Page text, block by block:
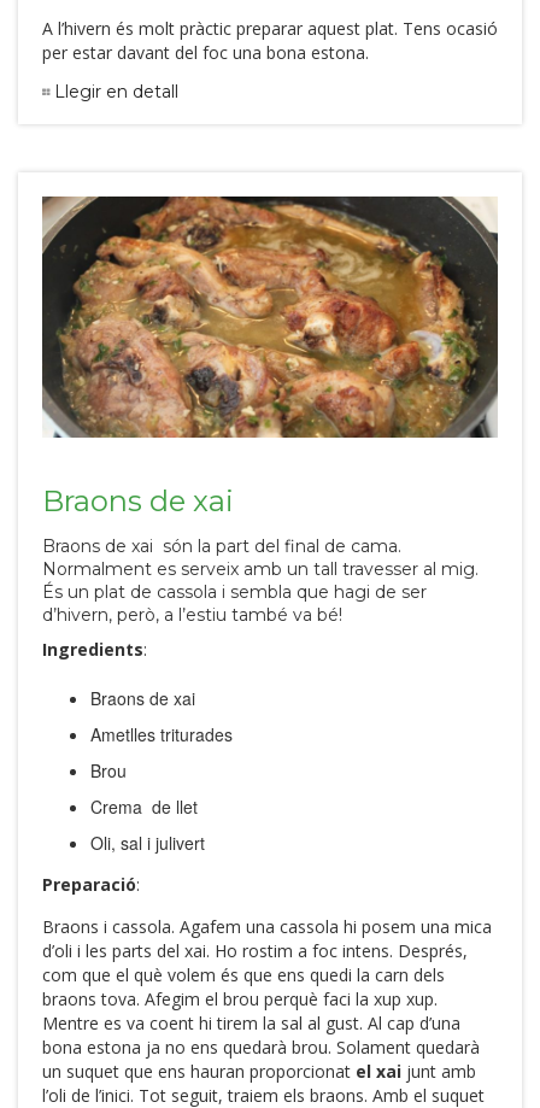
A l’hivern és molt pràctic preparar aquest plat. Tens ocasió
per estar davant del foc una bona estona.
Llegir en detall
Braons de xai
Braons de xai són la part del final de cama.
Normalment es serveix amb un tall travesser al mig.
És un plat de cassola i sembla que hagi de ser
d’hivern, però, a l’estiu també va bé!
Ingredients:
Braons de xai
Ametlles triturades
Brou
Crema de llet
Oli, sal i julivert
Preparació:
Braons i cassola. Agafem una cassola hi posem una mica
d’oli i les parts del xai. Ho rostim a foc intens. Després,
com que el què volem és que ens quedi la carn dels
braons tova. Afegim el brou perquè faci la xup xup.
Mentre es va coent hi tirem la sal al gust. Al cap d’una
bona estona ja no ens quedarà brou. Solament quedarà
un suquet que ens hauran proporcionat el xai junt amb
l’oli de l’inici. Tot seguit, traiem els braons. Amb el suquet